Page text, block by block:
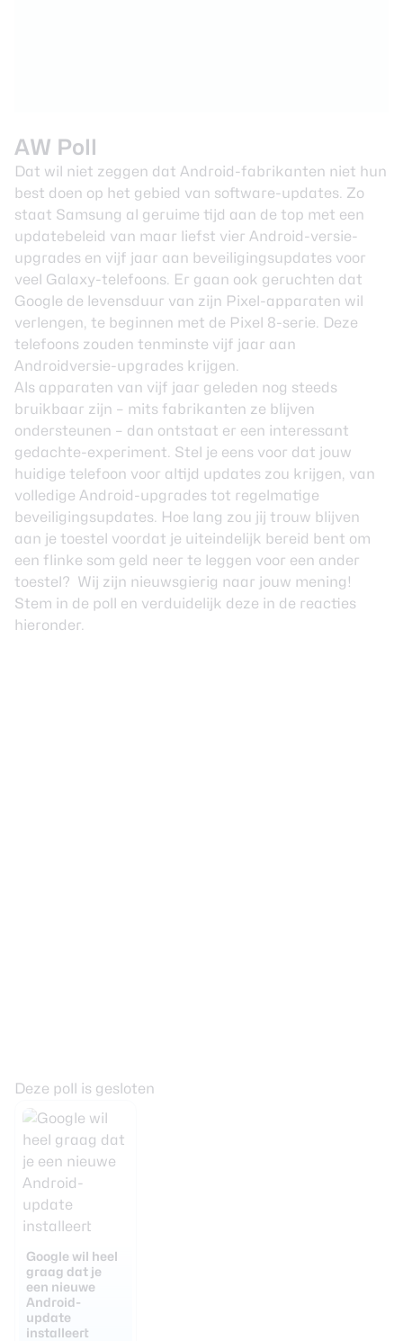
AW Poll
Dat wil niet zeggen dat Android-fabrikanten niet hun
best doen op het gebied van software-updates. Zo
staat Samsung al geruime tijd aan de top met een
updatebeleid van maar liefst vier Android-versie-
upgrades en vijf jaar aan beveiligingsupdates voor
veel Galaxy-telefoons. Er gaan ook geruchten dat
Google de levensduur van zijn Pixel-apparaten wil
verlengen, te beginnen met de Pixel 8-serie. Deze
telefoons zouden tenminste vijf jaar aan
Androidversie-upgrades krijgen.
Als apparaten van vijf jaar geleden nog steeds
bruikbaar zijn – mits fabrikanten ze blijven
ondersteunen – dan ontstaat er een interessant
gedachte-experiment. Stel je eens voor dat jouw
huidige telefoon voor altijd updates zou krijgen, van
volledige Android-upgrades tot regelmatige
beveiligingsupdates. Hoe lang zou jij trouw blijven
aan je toestel voordat je uiteindelijk bereid bent om
een flinke som geld neer te leggen voor een ander
toestel? Wij zijn nieuwsgierig naar jouw mening!
Stem in de poll en verduidelijk deze in de reacties
hieronder.
Deze poll is gesloten
Google wil heel
graag dat je
een nieuwe
Android-
update
installeert